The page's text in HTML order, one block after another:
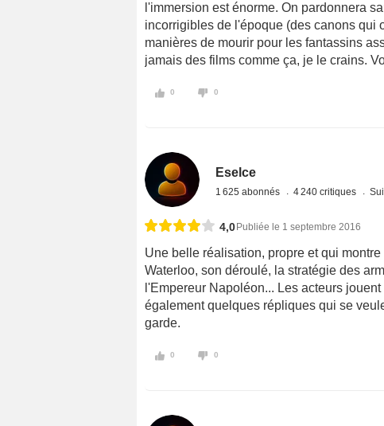
l'immersion est énorme. On pardonnera
incorrigibles de l'époque (des canons qui
manières de mourir pour les fantassins
jamais des films comme ça, je le crains.
0 0
Eselce
1 625 abonnés 4 240 critiques
4,0 Publiée le 1 septembre 2016
Une belle réalisation, propre et qui
Waterloo, son déroulé, la stratégie des
l'Empereur Napoléon... Les acteurs
également quelques répliques qui se
garde.
0 0